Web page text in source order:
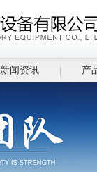
新闻资讯 产